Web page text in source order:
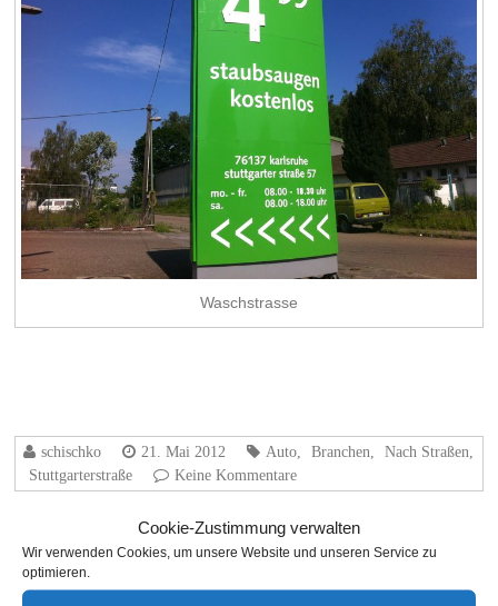
Cookie-Zustimmung verwalten
Wir verwenden Cookies, um unsere Website und unseren Service zu
optimieren.
Waschstrasse
schischko 21. Mai 2012 Auto Branchen Nach Straßen
Stuttgarterstraße
Keine Kommentare
←Zimmerei Schädel – Holzbau, Trockenbau, Bedachungen
Waschhaus SB-Waschsalon→